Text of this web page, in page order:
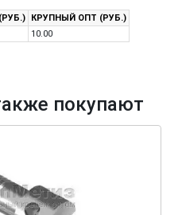
КРУПНЫЙ ОПТ (РУБ.)
10.00
покупают